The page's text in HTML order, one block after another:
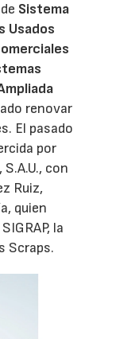
Sistema
Usados
renovar
El pasado
por
con
Ruiz,
quien
la
Scraps.